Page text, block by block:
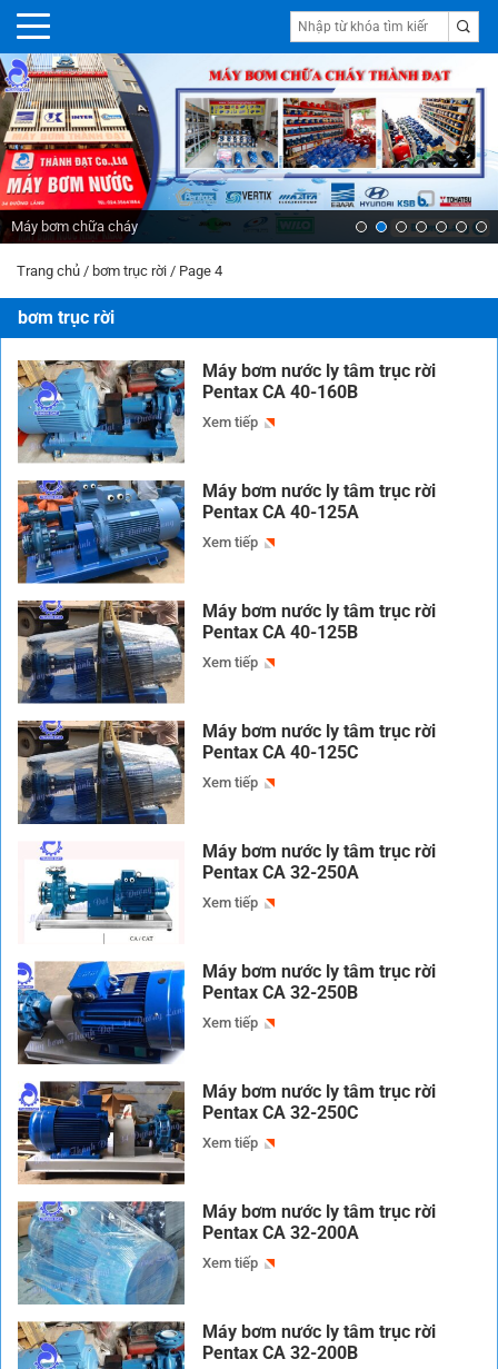
Máy bơm chữa cháy
Trang chủ / bơm trục rời / Page 4
bơm trục rời
Máy bơm nước ly tâm trục rời
Pentax CA 40-160B
Xem tiếp
Máy bơm nước ly tâm trục rời
Pentax CA 40-125A
Xem tiếp
Máy bơm nước ly tâm trục rời
Pentax CA 40-125B
Xem tiếp
Máy bơm nước ly tâm trục rời
Pentax CA 40-125C
Xem tiếp
Máy bơm nước ly tâm trục rời
Pentax CA 32-250A
Xem tiếp
Máy bơm nước ly tâm trục rời
Pentax CA 32-250B
Xem tiếp
Máy bơm nước ly tâm trục rời
Pentax CA 32-250C
Xem tiếp
Máy bơm nước ly tâm trục rời
Pentax CA 32-200A
Xem tiếp
Máy bơm nước ly tâm trục rời
Pentax CA 32-200B